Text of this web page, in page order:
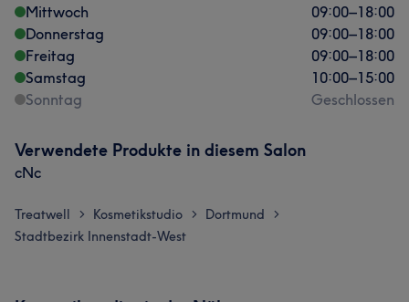
Mittwoch
09:00–18:00
Donnerstag
09:00–18:00
Freitag
09:00–18:00
Samstag
10:00–15:00
Sonntag
Geschlossen
Verwendete Produkte in diesem Salon
cNc
Treatwell > Kosmetikstudio > Dortmund >
Stadtbezirk Innenstadt-West